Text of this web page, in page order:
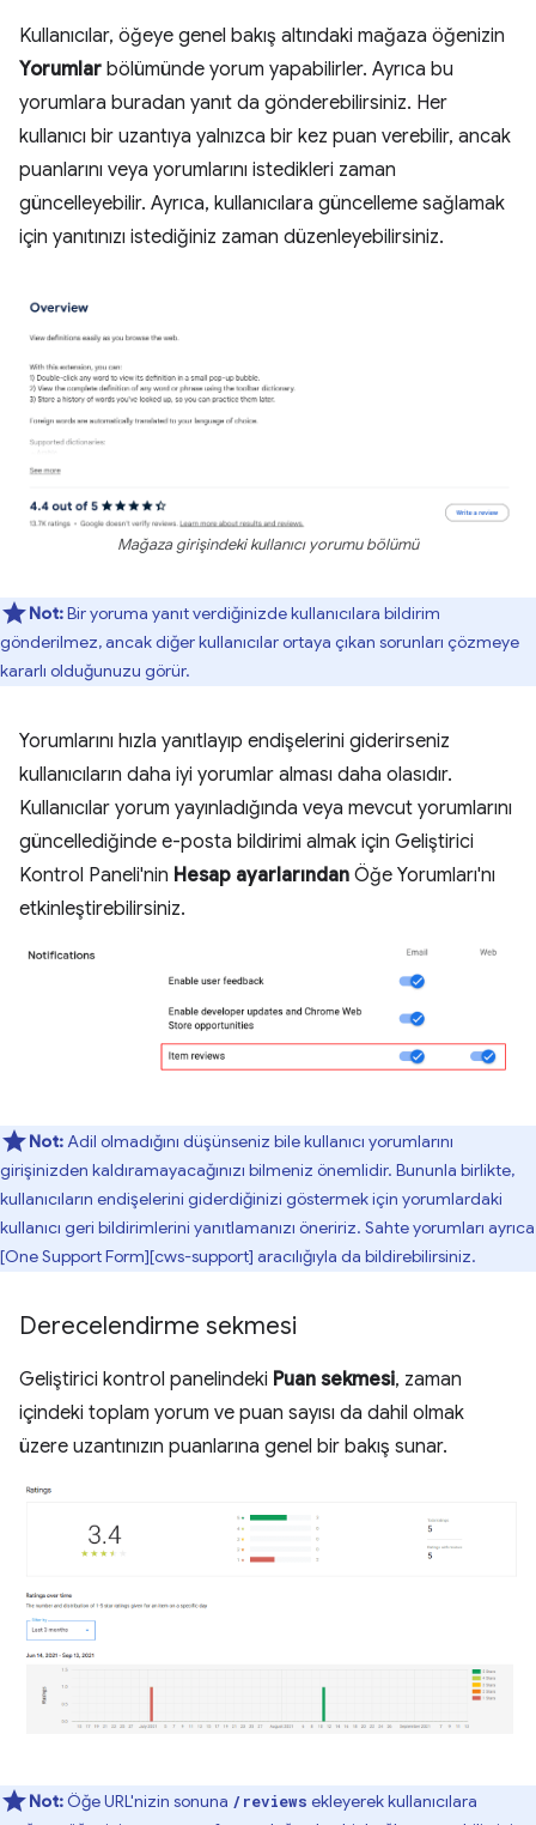
Kullanıcılar, öğeye genel bakış altındaki mağaza öğenizin
Yorumlar bölümünde yorum yapabilirler. Ayrıca bu
yorumlara buradan yanıt da gönderebilirsiniz. Her
kullanıcı bir uzantıya yalnızca bir kez puan verebilir, ancak
puanlarını veya yorumlarını istedikleri zaman
güncelleyebilir. Ayrıca, kullanıcılara güncelleme sağlamak
için yanıtınızı istediğiniz zaman düzenleyebilirsiniz.
Mağaza girişindeki kullanıcı yorumu bölümü
Not:Bir yoruma yanıt verdiğinizde kullanıcılara bildirim
gönderilmez, ancak diğer kullanıcılar ortaya çıkan sorunları çözmeye
kararlı olduğunuzu görür.
Yorumlarını hızla yanıtlayıp endişelerini giderirseniz
kullanıcıların daha iyi yorumlar alması daha olasıdır.
Kullanıcılar yorum yayınladığında veya mevcut yorumlarını
güncellediğinde e-posta bildirimi almak için Geliştirici
Kontrol Paneli'nin Hesap ayarlarından Öğe Yorumları'nı
etkinleştirebilirsiniz.
Not:Adil olmadığını düşünseniz bile kullanıcı yorumlarını
girişinizden kaldıramayacağınızı bilmeniz önemlidir. Bununla birlikte,
kullanıcıların endişelerini giderdiğinizi göstermek için yorumlardaki
kullanıcı geri bildirimlerini yanıtlamanızı öneririz. Sahte yorumları ayrıca
[One Support Form][cws-support] aracılığıyla da bildirebilirsiniz.
Derecelendirme sekmesi
Geliştirici kontrol panelindeki Puan sekmesi, zaman
içindeki toplam yorum ve puan sayısı da dahil olmak
üzere uzantınızın puanlarına genel bir bakış sunar.
Not: Öğe URL'nizin sonuna /reviews ekleyerek kullanıcılara